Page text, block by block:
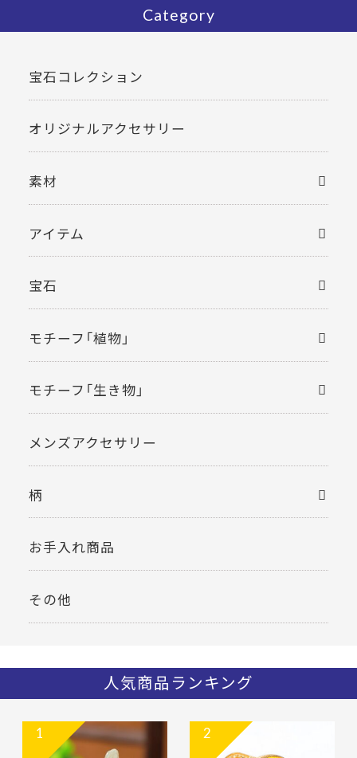
Category
宝石コレクション
オリジナルアクセサリー
素材
アイテム
宝石
モチーフ「植物」
モチーフ「生き物」
メンズアクセサリー
柄
お手入れ商品
その他
人気商品ランキング
1 2